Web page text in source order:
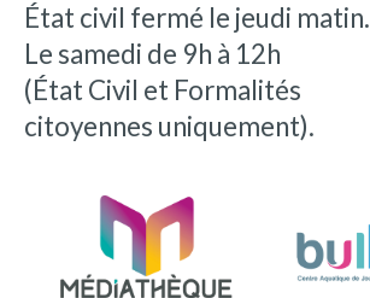
État civil fermé le jeudi matin.
Le samedi de 9h à 12h
(État Civil et Formalités
citoyennes uniquement).